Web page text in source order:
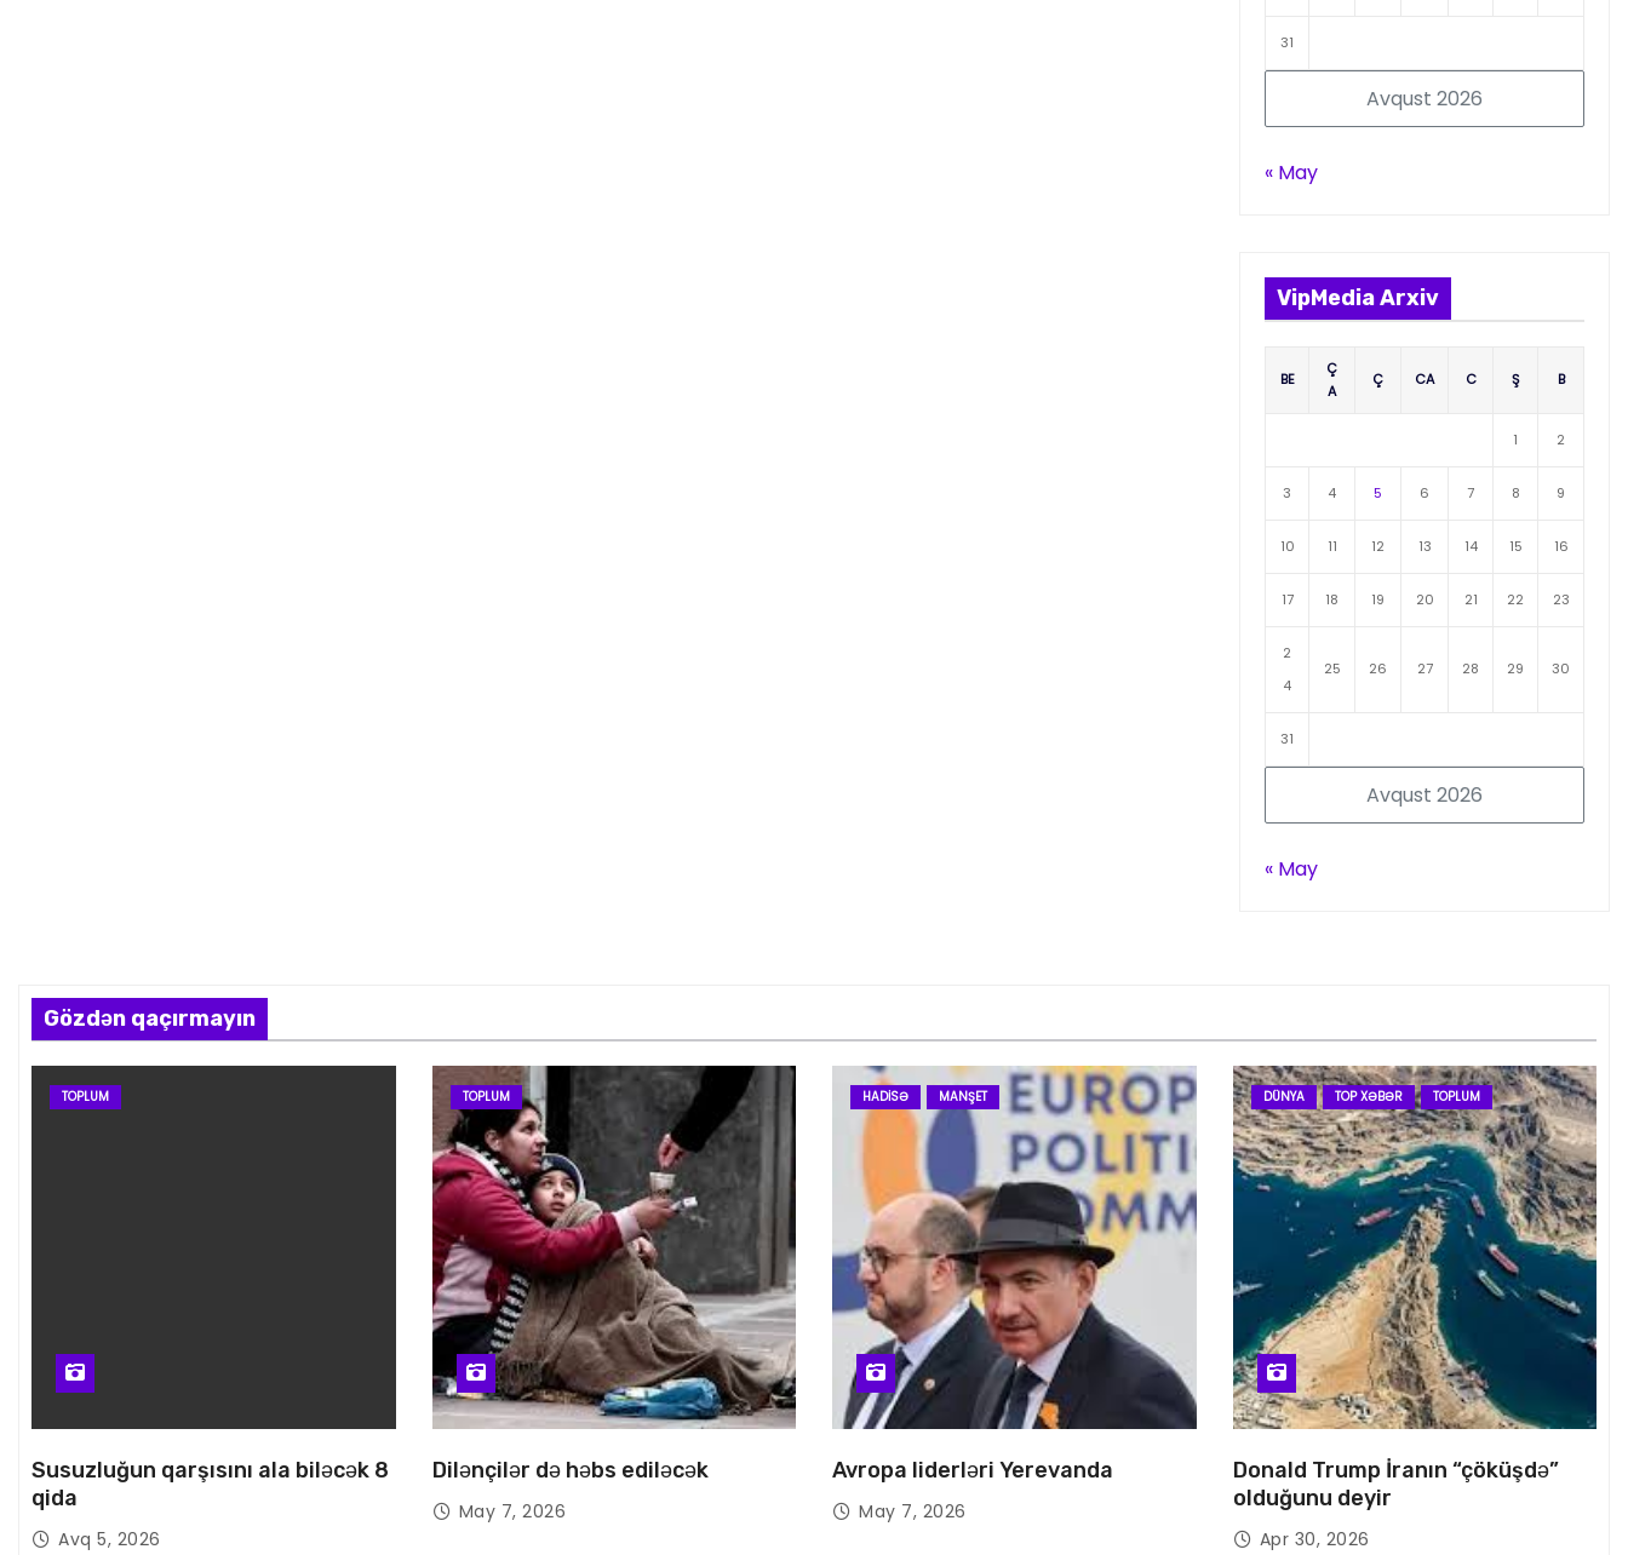
Avqust 2026
31
« May
VipMedia Arxiv
Avqust 2026
BE
Ç
A
Ç CA C Ş B
1 2
3 4 5 6 7 8 9
10 11 12 13 14 15 16
17 18 19 20 21 22 23
2
4
25 26 27 28 29 30
31
« May
Gözdən qaçırmayın
TOPLUM
Susuzluğun qarşısını ala biləcək 8
qida
Avq 5, 2026
TOPLUM
Dilənçilər də həbs ediləcək
May 7, 2026
HADISƏ MANŞET
Avropa liderləri Yerevanda
May 7, 2026
DÜNYA TOP XƏBƏR TOPLUM
Donald Trump İranın “çöküşdə”
olduğunu deyir
Apr 30, 2026